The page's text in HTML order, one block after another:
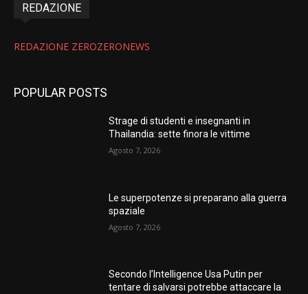
REDAZIONE
REDAZIONE ZEROZERONEWS
POPULAR POSTS
Strage di studenti e insegnanti in
Thailandia: sette finora le vittime
Agosto 7, 2026
Le superpotenze si preparano alla guerra
spaziale
Agosto 7, 2026
Secondo l’Intelligence Usa Putin per
tentare di salvarsi potrebbe attaccare la